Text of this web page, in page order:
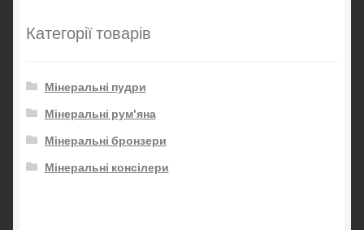
Категорії товарів
Мінеральні пудри
Мінеральні рум'яна
Мінеральні бронзери
Мінеральні консілери